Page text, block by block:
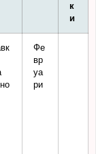
к
и
Фе
вр
уа
ри